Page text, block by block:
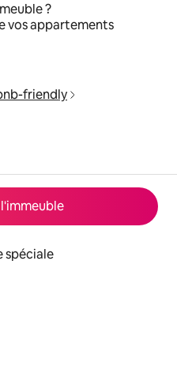
spéciale
?
vos appartements
friendly